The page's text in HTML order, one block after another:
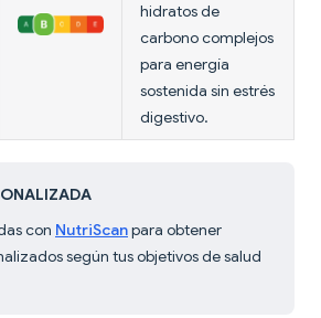
hidratos de
carbono complejos
para energía
sostenida sin estrés
digestivo.
con NutriScanpara obtener
según tus objetivos de salud